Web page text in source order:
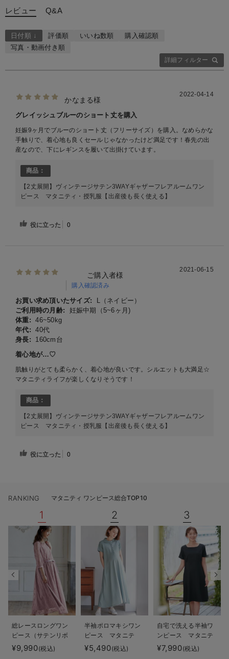
レビュー Q&A
詳細フィルター
日付順 ↓ 評価順 いいね数順
購入確認順
写真・動画付き順
かなまる様
2022-04-14
グレイッシュブルーのショート丈を購入
妊娠9ヶ月でブルーのショート丈（フリーサイズ）を購入。なめらかな
手触りで、着心地も良くセールじゃなかったけど満足です！春先の出
産なので、下にレギンスを履いて出掛けています。
商品：
【2丈展開】ヴィンテージサテン3WAYギャザーフレアルームワン
ピース マタニティ・授乳服【出産後も長く使える】
役に立った 0
ご購入者様
購入確認済み
2021-06-15
お買い求め頂いたサイズ:
L（ネイビー）
ご利用時の月齢:
妊娠中期（5~6ヶ月)
体重: 46~50kg
年代: 40代
身長:
160cm台
着心地が…♡
肌触りがとても柔らかく、着心地が良いです。シルエットも大満足☆
マタニティライフが楽しくなりそうです！
商品：
【2丈展開】ヴィンテージサテン3WAYギャザーフレアルームワン
ピース マタニティ・授乳服【出産後も長く使える】
役に立った 0
RANKING マタニティ ワンピース総合TOP10
1
総レースロングワン
ピース（サテンリボ
ンベルト付） マタ
ニティ・授乳服【出
¥9,990(税込)
2
半袖ポロマキシワン
ピース マタニテ
ィ・授乳服【出産後
も長く使える】
¥5,490(税込)
3
自宅で洗える半袖ワ
ンピース マタニテ
ィ・授乳服【出産後
も長く使える】
¥7,990(税込)